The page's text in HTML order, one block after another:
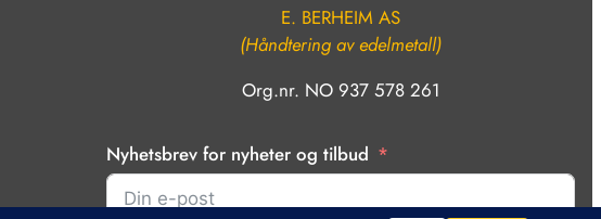
E. BERHEIM AS
(Håndtering av edelmetall)
Org.nr. NO 937 578 261
Nyhetsbrev for nyheter og tilbud